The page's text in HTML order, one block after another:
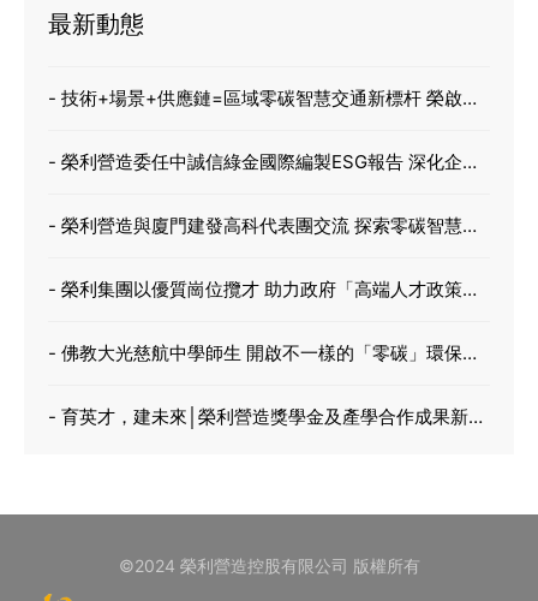
最新動態
- 技術+場景+供應鏈=區域零碳智慧交通新標杆 榮啟新
- 榮利營造委任中誠信綠金國際編製ESG報告 深化企業
- 榮利營造與廈門建發高科代表團交流 探索零碳智慧新
- 榮利集團以優質崗位攬才 助力政府「高端人才政策」
- 佛教大光慈航中學師生 開啟不一樣的「零碳」環保之
- 育英才，建未來│榮利營造獎學金及產學合作成果新里
©️2024 榮利營造控股有限公司 版權所有